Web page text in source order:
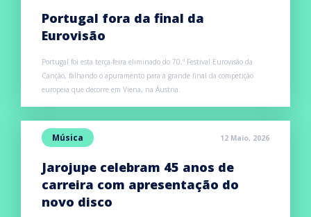
Portugal fora da final da
Eurovisão
Portugal foi esta terça-feira eliminado do 70.º Festival Eurovisão da
Canção, falhando o apuramento para a grande final da competição
europeia que decorre em Viena, na Áustria.
Música 12 Maio, 2026
Jarojupe celebram 45 anos de
carreira com apresentação do
novo disco